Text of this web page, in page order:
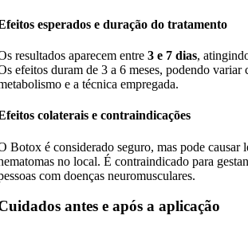
esperados e duração do tratamento
resultados aparecem entre3 e 7 dias,
efeitos duram de 3 a 6 meses, podendo variar
e a técnica empregada.
colaterais e contraindicações
Botox é considerado seguro, mas pode causar
no local. É contraindicado para
com doenças neuromusculares.
antes e após a aplicação